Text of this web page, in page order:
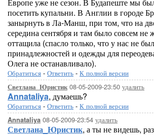
посетить купальни. В Англии в городе
занырнуть в Ла-Манш, при том, что на
середина сентября и там было совсем не
оттащила (спасло только, что у нас не
принадлежностей и одежды для
Олега не останавливало).
Обратиться - Ответить - К полной версии
Светлана_Юристик08-05-2009-23:50 удалить
Annataliya, думаешь?
Обратиться - Ответить - К полной версии
Annataliya 08-05-2009-23:54 удалить
Светлана_Юристик, а ты не видешь,